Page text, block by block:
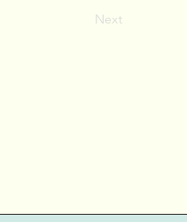
Next